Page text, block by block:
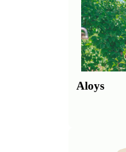
Aloys